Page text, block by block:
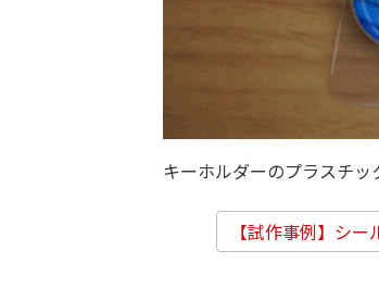
キーホルダーのプラスチッ
【試作事例】シ